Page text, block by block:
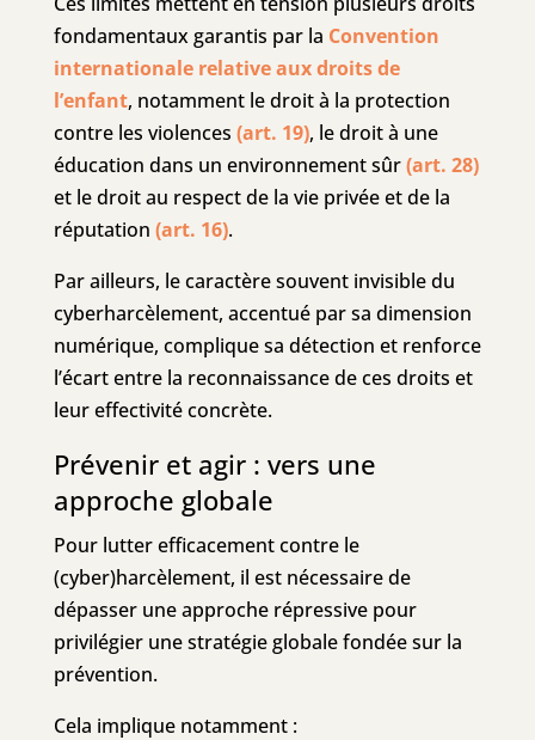
fondamentaux garantis par la Convention
internationale relative aux droits de
l’enfant, notamment le droit à la protection
contre les violences (art. 19), le droit à une
éducation dans un environnement sûr(art. 28)
et le droit au respect de la vie privée et de la
réputation (art. 16).
Par ailleurs, le caractère souvent invisible du
cyberharcèlement, accentué par sa dimension
numérique, complique sa détection et renforce
l’écart entre la reconnaissance de ces droits et
leur effectivité concrète.
Prévenir et agir : vers une
approche globale
Pour lutter efficacement contre le
(cyber)harcèlement, il est nécessaire de
dépasser une approche répressive pour
privilégier une stratégie globale fondée sur la
prévention.
Cela implique notamment :